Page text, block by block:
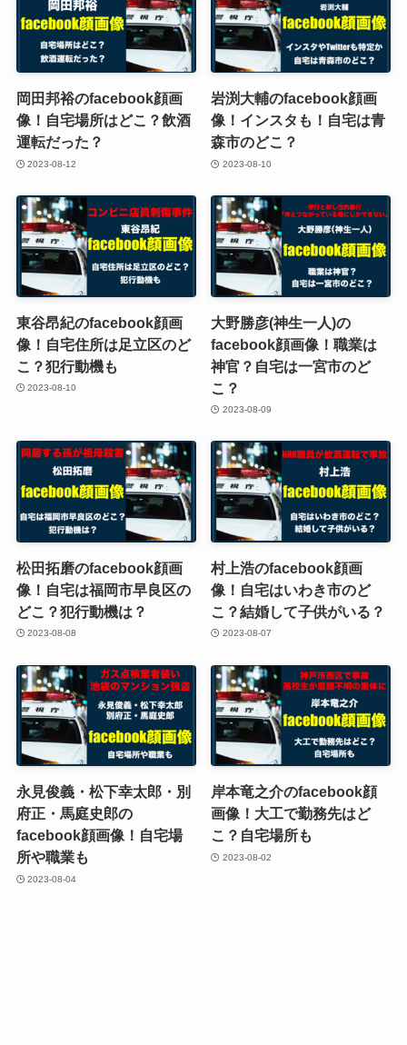
岡田邦裕のfacebook顔画
像！自宅場所はどこ？飲酒
運転だった？
2023-08-12
岩渕大輔のfacebook顔画
像！インスタも！自宅は青
森市のどこ？
2023-08-10
東谷昂紀のfacebook顔画
像！自宅住所は足立区のど
こ？犯行動機も
2023-08-10
大野勝彦(神生一人)の
facebook顔画像！職業は
神官？自宅は一宮市のど
こ？
2023-08-09
松田拓磨のfacebook顔画
像！自宅は福岡市早良区の
どこ？犯行動機は？
2023-08-08
村上浩のfacebook顔画
像！自宅はいわき市のど
こ？結婚して子供がいる？
2023-08-07
永見俊義・松下幸太郎・別
府正・馬庭史郎の
facebook顔画像！自宅場
所や職業も
2023-08-04
岸本竜之介のfacebook顔
画像！大工で勤務先はど
こ？自宅場所も
2023-08-02